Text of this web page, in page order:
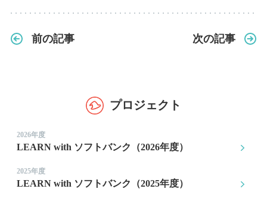
前の記事 次の記事
プロジェクト
2026年度
LEARN with ソフトバンク（2026年度）
2025年度
LEARN with ソフトバンク（2025年度）